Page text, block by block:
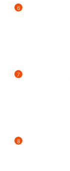
6
7
8